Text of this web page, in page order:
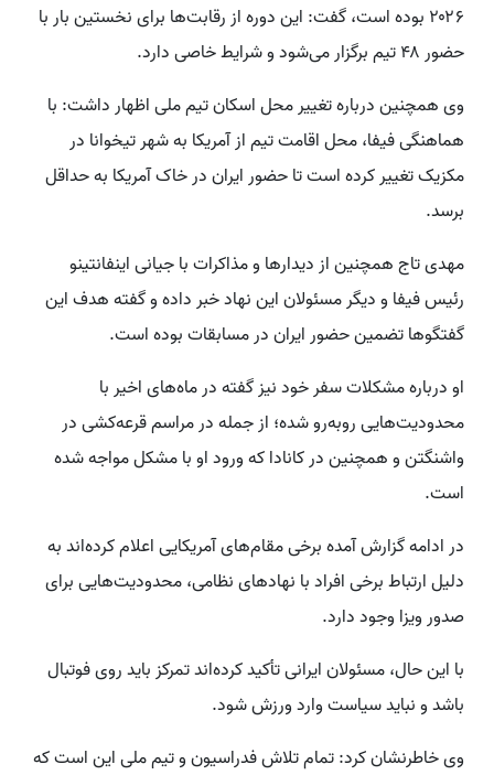
۲۰۲۶ بوده است، گفت: این دوره از رقابت‌ها برای نخستین بار با
حضور ۴۸ تیم برگزار می‌شود و شرایط خاصی دارد.
وی همچنین درباره تغییر محل اسکان تیم ملی اظهار داشت: با
هماهنگی فیفا، محل اقامت تیم از آمریکا به شهر تیخوانا در
مکزیک تغییر کرده است تا حضور ایران در خاک آمریکا به حداقل
برسد.
مهدی تاج همچنین از دیدارها و مذاکرات با جیانی اینفانتینو
رئیس فیفا و دیگر مسئولان این نهاد خبر داده و گفته هدف این
گفتگوها تضمین حضور ایران در مسابقات بوده است.
او درباره مشکلات سفر خود نیز گفته در ماه‌های اخیر با
محدودیت‌هایی روبه‌رو شده؛ از جمله در مراسم قرعه‌کشی در
واشنگتن و همچنین در کانادا که ورود او با مشکل مواجه شده
است.
در ادامه گزارش آمده برخی مقام‌های آمریکایی اعلام کرده‌اند به
دلیل ارتباط برخی افراد با نهادهای نظامی، محدودیت‌هایی برای
صدور ویزا وجود دارد.
با این حال، مسئولان ایرانی تأکید کرده‌اند تمرکز باید روی فوتبال
باشد و نباید سیاست وارد ورزش شود.
وی خاطرنشان کرد: تمام تلاش فدراسیون و تیم ملی این است که